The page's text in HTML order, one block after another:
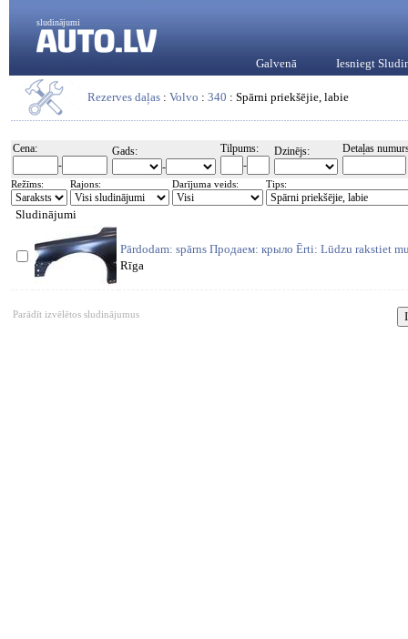
sludinājumi
Galvenā Iesniegt
Rezerves daļas : Volvo : 340 : Spārni priekšējie, labie
Cena:
-
Gads:
-
Tilpums:
-
Dzinējs: Detaļas
Režīms: Rajons: Darījuma veids: Tips:
Sludinājumi
Pārdodam: spārns Продаем: крыло Ērti: Lūdzu rakstiet
Rīga
Parādīt izvēlētos sludinājumus